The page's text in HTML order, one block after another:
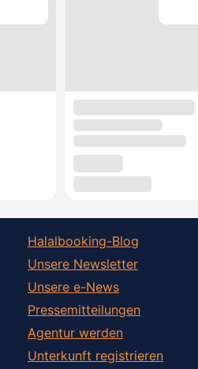
Halalbooking-Blog
Unsere Newsletter
Unsere e-News
Pressemitteilungen
Agentur werden
Unterkunft registrieren